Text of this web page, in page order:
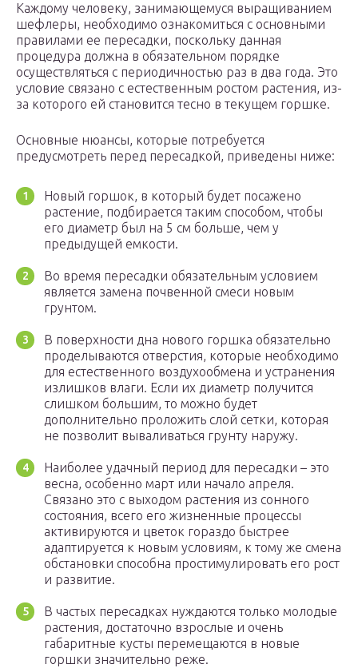
Каждому человеку, занимающемуся выращиванием
шефлеры, необходимо ознакомиться с основными
правилами ее пересадки, поскольку данная
процедура должна в обязательном порядке
осуществляться с периодичностью раз в два года. Это
условие связано с естественным ростом растения, из-
за которого ей становится тесно в текущем горшке.
Основные нюансы, которые потребуется
предусмотреть перед пересадкой, приведены ниже:
Новый горшок, в который будет посажено
растение, подбирается таким способом, чтобы
его диаметр был на 5 см больше, чем у
предыдущей емкости.
Во время пересадки обязательным условием
является замена почвенной смеси новым
грунтом.
В поверхности дна нового горшка обязательно
проделываются отверстия, которые необходимо
для естественного воздухообмена и устранения
излишков влаги. Если их диаметр получится
слишком большим, то можно будет
дополнительно проложить слой сетки, которая
не позволит вываливаться грунту наружу.
Наиболее удачный период для пересадки – это
весна, особенно март или начало апреля.
Связано это с выходом растения из сонного
состояния, всего его жизненные процессы
активируются и цветок гораздо быстрее
адаптируется к новым условиям, к тому же смена
обстановки способна простимулировать его рост
и развитие.
В частых пересадках нуждаются только молодые
растения, достаточно взрослые и очень
габаритные кусты перемещаются в новые
горшки значительно реже.